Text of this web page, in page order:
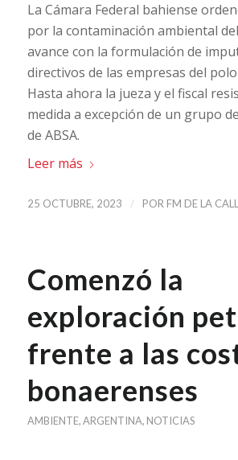
La Cámara Federal bahiense
por la contaminación ambiental
avance con la formulación de
directivos de las empresas del
Hasta ahora la jueza y el fiscal
medida a excepción de un grupo
de ABSA.
Leer más
25 OCTUBRE, 2023 / POR FM DE LA
Comenzó la
exploración
frente a las
bonaerenses
AMBIENTE,ARGENTINA, NOTICIAS